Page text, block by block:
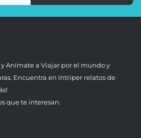
Anímate a Viajar por el mundo y
Encuentra en Intriper relatos de
que te interesan.